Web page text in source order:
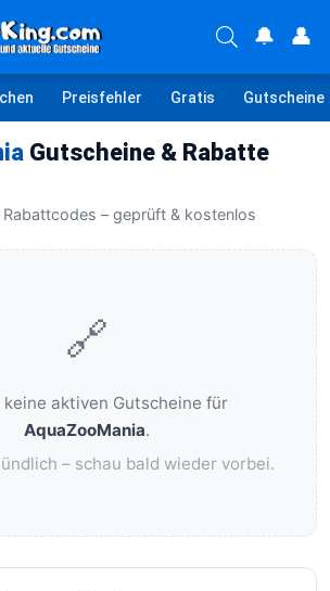
🔔 👤
Preisfehler Gratis Gutscheine
Gutscheine & Rabatte
– geprüft & kostenlos
🔗
aktiven Gutscheine für
AquaZooMania.
– schau bald wieder vorbei.